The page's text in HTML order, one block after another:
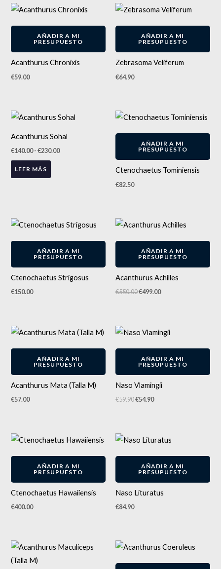
AÑADIR A MI
PRESUPUESTO
Acanthurus Chronixis
€59.00
AÑADIR A MI
PRESUPUESTO
Zebrasoma Veliferum
€64.90
-21%
Acanthurus Sohal
€140.00- €230.00
Rango
de
desde
hasta
LEER MÁS
AÑADIR A MI
PRESUPUESTO
Ctenochaetus Tominiensis
€82.50
AÑADIR A MI
PRESUPUESTO
Ctenochaetus Strigosus
€150.00
-9%
AÑADIR A MI
PRESUPUESTO
Acanthurus Achilles
€550.00
El
precio
€550.00.
€499.00
El
precio
€499.00.
AÑADIR A MI
PRESUPUESTO
Acanthurus Mata (Talla M)
€57.00
-8%
AÑADIR A MI
PRESUPUESTO
Naso Vlamingii
€59.90
precio
€59.90.
€54.90
El
precio
€54.90.
AÑADIR A MI
PRESUPUESTO
Ctenochaetus Hawaiiensis
€400.00
AÑADIR A MI
PRESUPUESTO
Naso Lituratus
€84.90